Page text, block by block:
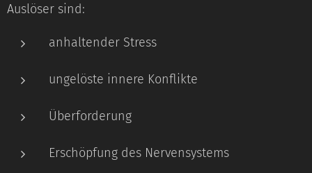
Auslöser sind:
anhaltender Stress
ungelöste innere Konflikte
Überforderung
Erschöpfung des Nervensystems